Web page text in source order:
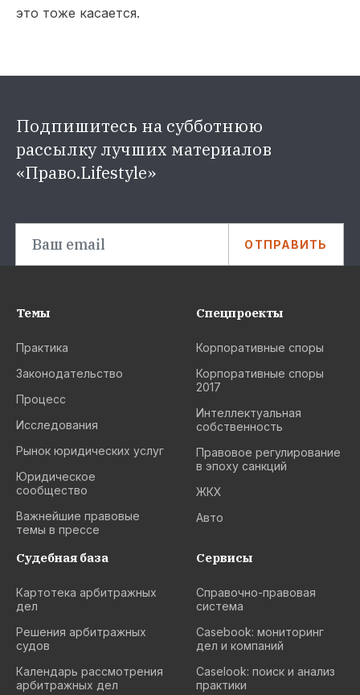
это тоже касается.
Подпишитесь на субботнюю
рассылку лучших материалов
«Право.Lifestyle»
ОТПРАВИТЬ
Темы
Практика
Законодательство
Процесс
Исследования
Рынок юридических услуг
Юридическое
сообщество
Важнейшие правовые
темы в прессе
Спецпроекты
Корпоративные споры
Корпоративные споры
2017
Интеллектуальная
собственность
Правовое регулирование
в эпоху санкций
ЖКХ
Авто
Судебная база
Картотека арбитражных
дел
Решения арбитражных
судов
Календарь рассмотрения
арбитражных дел
Сервисы
Cправочно-правовая
система
Casebook: мониторинг
дел и компаний
Caselook: поиск и анализ
практики